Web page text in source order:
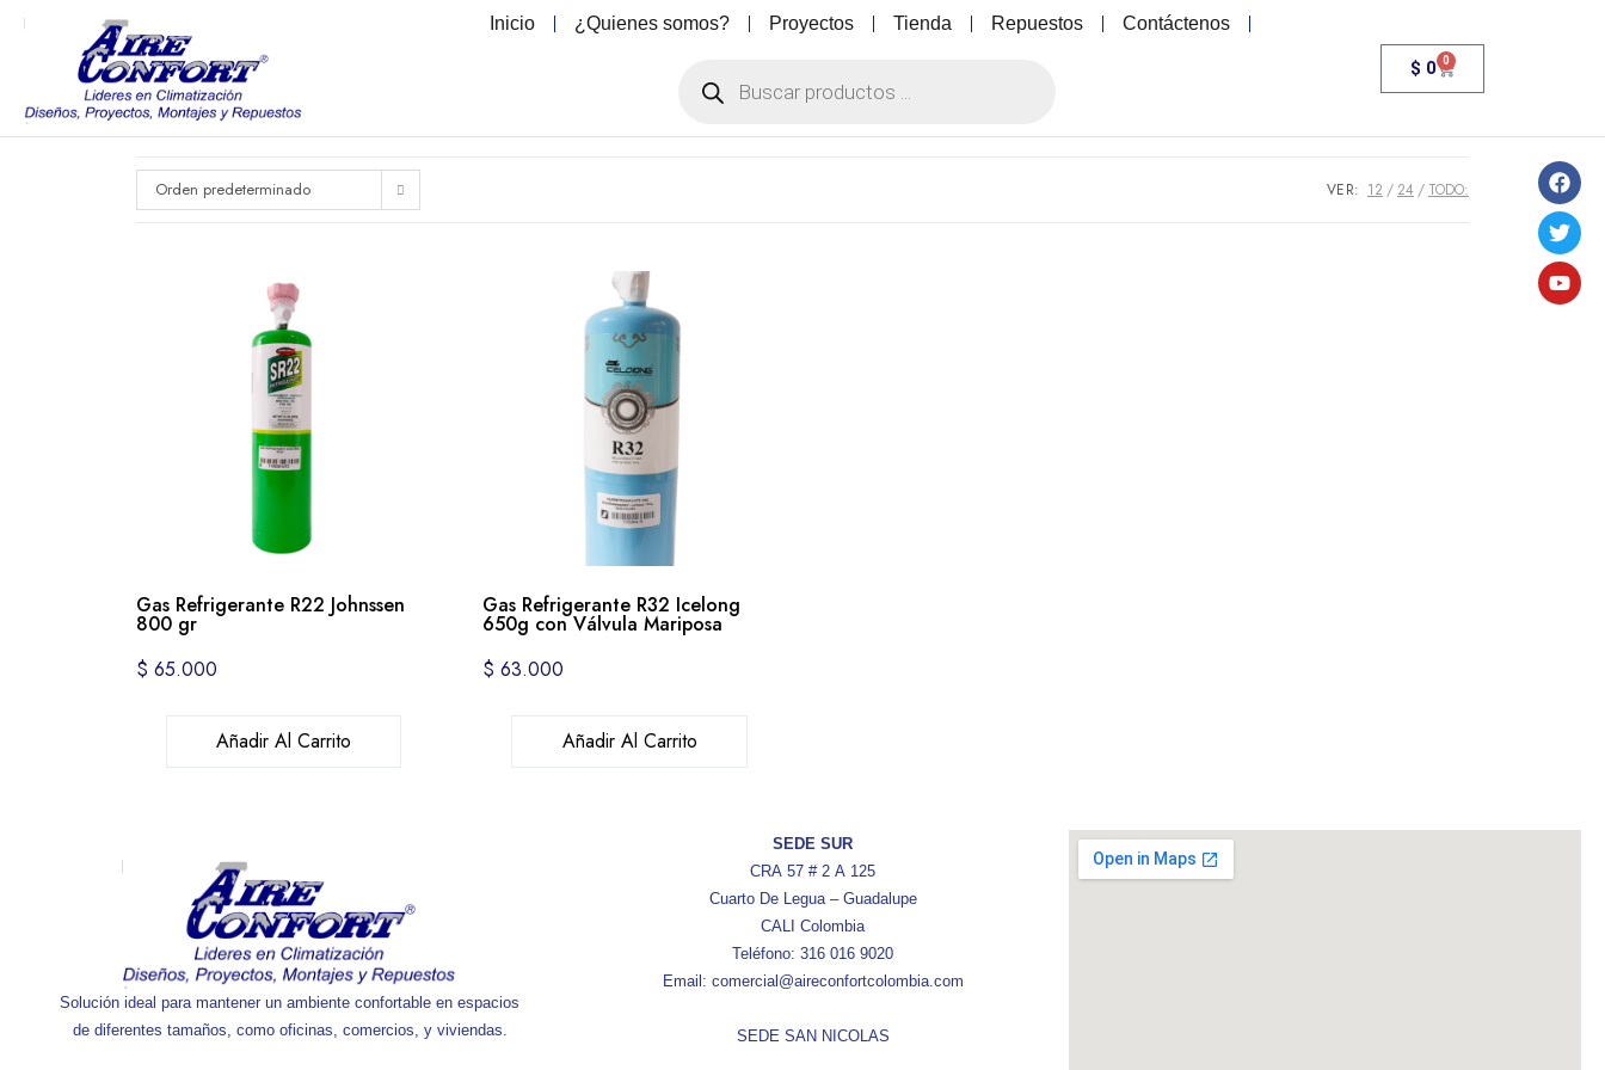
Inicio ¿Quienes somos? Proyectos Tienda Repuestos Contáctenos
$ 0 0
Orden predeterminado VER: 12 24 TODO:
Gas Refrigerante R22 Johnssen
800 gr
$ 65.000
Añadir Al Carrito
Gas Refrigerante R32 Icelong
650g con Válvula Mariposa
$ 63.000
Añadir Al Carrito
Solución ideal para mantener un ambiente confortable en espacios
de diferentes tamaños, como oficinas, comercios, y viviendas.
SEDE SUR
CRA 57 # 2 A 125
Cuarto De Legua – Guadalupe
CALI Colombia
Teléfono: 316 016 9020
Email: comercial@aireconfortcolombia.com
SEDE SAN NICOLAS